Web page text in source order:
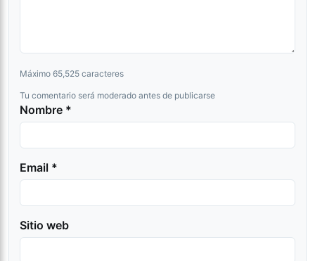
Máximo 65,525 caracteres
Tu comentario será moderado antes de publicarse
Nombre *
Email *
Sitio web